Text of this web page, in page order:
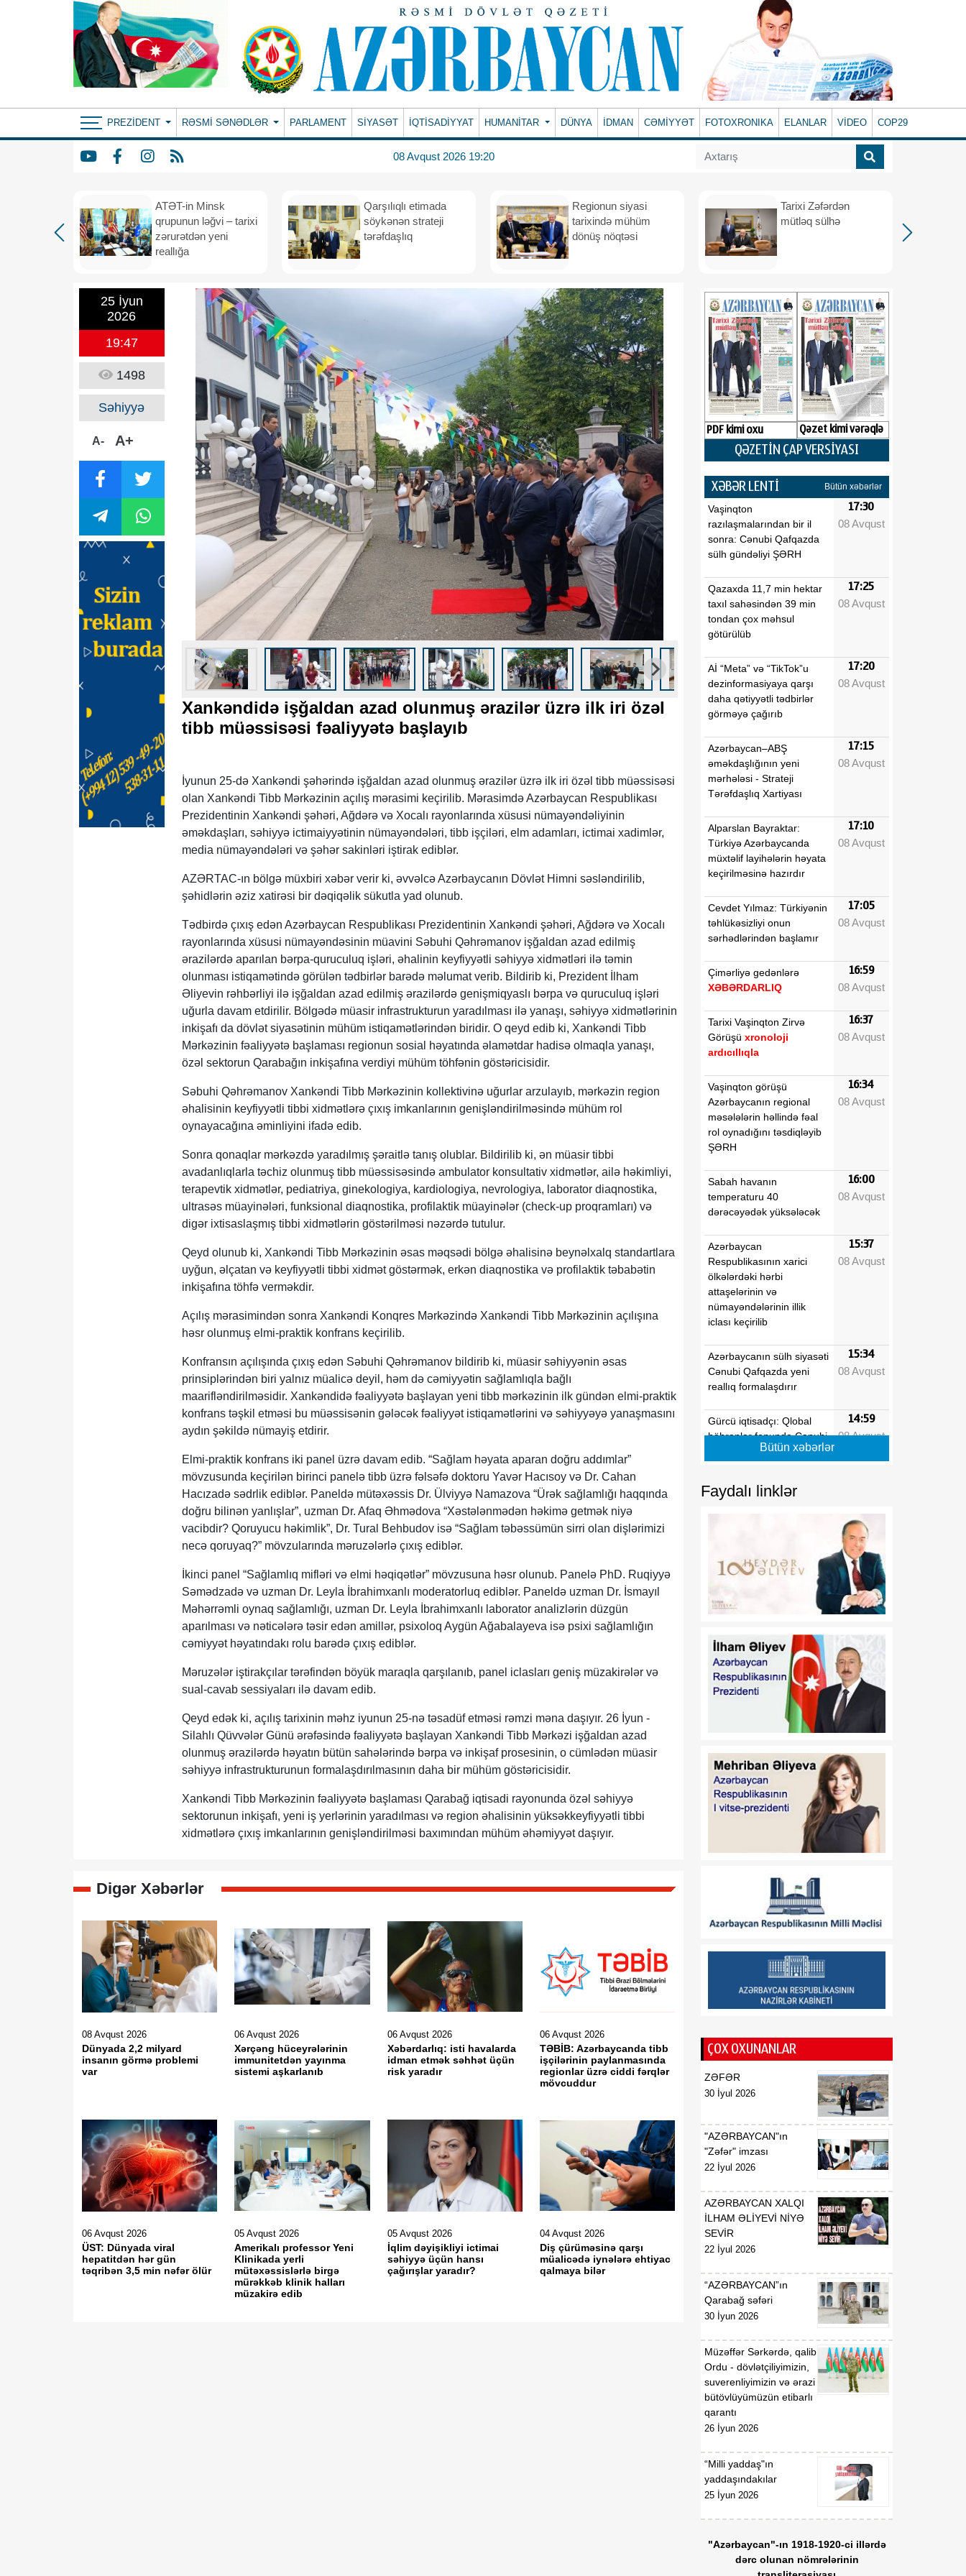
PREZIDENT RƏSMI SƏNƏDLƏR PARLAMENT SİYASƏT İQTİSADİYYAT HUMANITAR DÜNYA İDMAN CƏMİYYƏT FOTOXRONIKA ELANLAR VİDEO COP29
08 Avqust 2026 19:20
ATƏT-in Minsk
qrupunun ləğvi – tarixi
zərurətdən yeni
reallığa
Qarşılıqlı etimada
söykənən strateji
tərəfdaşlıq
Regionun siyasi
tarixində mühüm
dönüş nöqtəsi
Tarixi Zəfərdən
mütləq sülhə
25 İyun
2026
19:47
1498
Səhiyyə
A- A+
Xankəndidə işğaldan azad olunmuş ərazilər üzrə ilk iri özəl
tibb müəssisəsi fəaliyyətə başlayıb
İyunun 25-də Xankəndi şəhərində işğaldan azad olunmuş ərazilər üzrə ilk iri özəl tibb müəssisəsi
olan Xankəndi Tibb Mərkəzinin açılış mərasimi keçirilib. Mərasimdə Azərbaycan Respublikası
Prezidentinin Xankəndi şəhəri, Ağdərə və Xocalı rayonlarında xüsusi nümayəndəliyinin
əməkdaşları, səhiyyə ictimaiyyətinin nümayəndələri, tibb işçiləri, elm adamları, ictimai xadimlər,
media nümayəndələri və şəhər sakinləri iştirak ediblər.
AZƏRTAC-ın bölgə müxbiri xəbər verir ki, əvvəlcə Azərbaycanın Dövlət Himni səsləndirilib,
şəhidlərin əziz xatirəsi bir dəqiqəlik sükutla yad olunub.
Tədbirdə çıxış edən Azərbaycan Respublikası Prezidentinin Xankəndi şəhəri, Ağdərə və Xocalı
rayonlarında xüsusi nümayəndəsinin müavini Səbuhi Qəhrəmanov işğaldan azad edilmiş
ərazilərdə aparılan bərpa-quruculuq işləri, əhalinin keyfiyyətli səhiyyə xidmətləri ilə təmin
olunması istiqamətində görülən tədbirlər barədə məlumat verib. Bildirib ki, Prezident İlham
Əliyevin rəhbərliyi ilə işğaldan azad edilmiş ərazilərdə genişmiqyaslı bərpa və quruculuq işləri
uğurla davam etdirilir. Bölgədə müasir infrastrukturun yaradılması ilə yanaşı, səhiyyə xidmətlərinin
inkişafı da dövlət siyasətinin mühüm istiqamətlərindən biridir. O qeyd edib ki, Xankəndi Tibb
Mərkəzinin fəaliyyətə başlaması regionun sosial həyatında əlamətdar hadisə olmaqla yanaşı,
özəl sektorun Qarabağın inkişafına verdiyi mühüm töhfənin göstəricisidir.
Səbuhi Qəhrəmanov Xankəndi Tibb Mərkəzinin kollektivinə uğurlar arzulayıb, mərkəzin region
əhalisinin keyfiyyətli tibbi xidmətlərə çıxış imkanlarının genişləndirilməsində mühüm rol
oynayacağına əminliyini ifadə edib.
Sonra qonaqlar mərkəzdə yaradılmış şəraitlə tanış olublar. Bildirilib ki, ən müasir tibbi
avadanlıqlarla təchiz olunmuş tibb müəssisəsində ambulator konsultativ xidmətlər, ailə həkimliyi,
terapevtik xidmətlər, pediatriya, ginekologiya, kardiologiya, nevrologiya, laborator diaqnostika,
ultrasəs müayinələri, funksional diaqnostika, profilaktik müayinələr (check-up proqramları) və
digər ixtisaslaşmış tibbi xidmətlərin göstərilməsi nəzərdə tutulur.
Qeyd olunub ki, Xankəndi Tibb Mərkəzinin əsas məqsədi bölgə əhalisinə beynəlxalq standartlara
uyğun, əlçatan və keyfiyyətli tibbi xidmət göstərmək, erkən diaqnostika və profilaktik təbabətin
inkişafına töhfə verməkdir.
Açılış mərasimindən sonra Xankəndi Konqres Mərkəzində Xankəndi Tibb Mərkəzinin açılışına
həsr olunmuş elmi-praktik konfrans keçirilib.
Konfransın açılışında çıxış edən Səbuhi Qəhrəmanov bildirib ki, müasir səhiyyənin əsas
prinsiplərindən biri yalnız müalicə deyil, həm də cəmiyyətin sağlamlıqla bağlı
maarifləndirilməsidir. Xankəndidə fəaliyyətə başlayan yeni tibb mərkəzinin ilk gündən elmi-praktik
konfrans təşkil etməsi bu müəssisənin gələcək fəaliyyət istiqamətlərini və səhiyyəyə yanaşmasını
aydın şəkildə nümayiş etdirir.
Elmi-praktik konfrans iki panel üzrə davam edib. “Sağlam həyata aparan doğru addımlar”
mövzusunda keçirilən birinci panelə tibb üzrə fəlsəfə doktoru Yavər Hacısoy və Dr. Cahan
Hacızadə sədrlik ediblər. Paneldə mütəxəssis Dr. Ülviyyə Namazova “Ürək sağlamlığı haqqında
doğru bilinən yanlışlar”, uzman Dr. Afaq Əhmədova “Xəstələnmədən həkimə getmək niyə
vacibdir? Qoruyucu həkimlik”, Dr. Tural Behbudov isə “Sağlam təbəssümün sirri olan dişlərimizi
necə qoruyaq?” mövzularında məruzələrlə çıxış ediblər.
İkinci panel “Sağlamlıq mifləri və elmi həqiqətlər” mövzusuna həsr olunub. Panelə PhD. Ruqiyyə
Səmədzadə və uzman Dr. Leyla İbrahimxanlı moderatorluq ediblər. Paneldə uzman Dr. İsmayıl
Məhərrəmli oynaq sağlamlığı, uzman Dr. Leyla İbrahimxanlı laborator analizlərin düzgün
aparılması və nəticələrə təsir edən amillər, psixoloq Aygün Ağabalayeva isə psixi sağlamlığın
cəmiyyət həyatındakı rolu barədə çıxış ediblər.
Məruzələr iştirakçılar tərəfindən böyük maraqla qarşılanıb, panel iclasları geniş müzakirələr və
sual-cavab sessiyaları ilə davam edib.
Qeyd edək ki, açılış tarixinin məhz iyunun 25-nə təsadüf etməsi rəmzi məna daşıyır. 26 İyun -
Silahlı Qüvvələr Günü ərəfəsində fəaliyyətə başlayan Xankəndi Tibb Mərkəzi işğaldan azad
olunmuş ərazilərdə həyatın bütün sahələrində bərpa və inkişaf prosesinin, o cümlədən müasir
səhiyyə infrastrukturunun formalaşdırılmasının daha bir mühüm göstəricisidir.
Xankəndi Tibb Mərkəzinin fəaliyyətə başlaması Qarabağ iqtisadi rayonunda özəl səhiyyə
sektorunun inkişafı, yeni iş yerlərinin yaradılması və region əhalisinin yüksəkkeyfiyyətli tibbi
xidmətlərə çıxış imkanlarının genişləndirilməsi baxımından mühüm əhəmiyyət daşıyır.
Digər Xəbərlər
08 Avqust 2026
Dünyada 2,2 milyard
insanın görmə problemi
var
06 Avqust 2026
Xərçəng hüceyrələrinin
immunitetdən yayınma
sistemi aşkarlanıb
06 Avqust 2026
Xəbərdarlıq: isti havalarda
idman etmək səhhət üçün
risk yaradır
06 Avqust 2026
TƏBİB: Azərbaycanda tibb
işçilərinin paylanmasında
regionlar üzrə ciddi fərqlər
mövcuddur
06 Avqust 2026
ÜST: Dünyada viral
hepatitdən hər gün
təqribən 3,5 min nəfər ölür
05 Avqust 2026
Amerikalı professor Yeni
Klinikada yerli
mütəxəssislərlə birgə
mürəkkəb klinik halları
müzakirə edib
05 Avqust 2026
İqlim dəyişikliyi ictimai
səhiyyə üçün hansı
çağırışlar yaradır?
04 Avqust 2026
Diş çürüməsinə qarşı
müalicədə iynələrə ehtiyac
qalmaya bilər
PDF kimi oxu Qəzet kimi vərəqlə
QƏZETİN ÇAP VERSİYASI
XƏBƏR LENTİ Bütün xəbərlər
Vaşinqton
razılaşmalarından bir il
sonra: Cənubi Qafqazda
sülh gündəliyi ŞƏRH
17:30
08 Avqust
Qazaxda 11,7 min hektar
taxıl sahəsindən 39 min
tondan çox məhsul
götürülüb
17:25
08 Avqust
Aİ “Meta” və “TikTok”u
dezinformasiyaya qarşı
daha qətiyyətli tədbirlər
görməyə çağırıb
17:20
08 Avqust
Azərbaycan–ABŞ
əməkdaşlığının yeni
mərhələsi - Strateji
Tərəfdaşlıq Xartiyası
17:15
08 Avqust
Alparslan Bayraktar:
Türkiyə Azərbaycanda
müxtəlif layihələrin həyata
keçirilməsinə hazırdır
17:10
08 Avqust
Cevdet Yılmaz: Türkiyənin
təhlükəsizliyi onun
sərhədlərindən başlamır
17:05
08 Avqust
Çimərliyə gedənlərə
XƏBƏRDARLIQ
16:59
08 Avqust
Tarixi Vaşinqton Zirvə
Görüşü xronoloji
ardıcıllıqla
16:37
08 Avqust
Vaşinqton görüşü
Azərbaycanın regional
məsələlərin həllində fəal
rol oynadığını təsdiqləyib
ŞƏRH
16:34
08 Avqust
Sabah havanın
temperaturu 40
dərəcəyədək yüksələcək
16:00
08 Avqust
Azərbaycan
Respublikasının xarici
ölkələrdəki hərbi
attaşelərinin və
nümayəndələrinin illik
iclası keçirilib
15:37
08 Avqust
Azərbaycanın sülh siyasəti
Cənubi Qafqazda yeni
reallıq formalaşdırır
15:34
08 Avqust
Gürcü iqtisadçı: Qlobal
böhranlar fonunda Cənubi
Qafqaz özünü regional
14:59
08 Avqust
Tarixi Vaşinqton görüşü
14:09
08 Avqust
Rusiya regionlarına PUA
yeddi nəfər xəsarət alıb
13:42
08 Avqust
Sülh və strateji tərəfdaşlıq
oyun qaydalarını dəyişir
08 Avqust
Valeri Çeçelaşvili:
Vaşinqton Sammiti Cənubi
Qafqazda sülh üçün
13:32
08 Avqust
Vaşinqton görüşləri
Azərbaycanın zəfər
diplomatiyasında yeni
13:19
08 Avqust
Prezidentin Mətbuat
13:03
Vaşinqton görüşü sülh
prosesinin və ABŞ ilə
dönüş nöqtəsidir
08 Avqust
razılaşmaları Cənubi
rolunu oynayır
Bütün xəbərlər
Faydalı linklər
ÇOX OXUNANLAR
ZƏFƏR
30 İyul 2026
"AZƏRBAYCAN"ın
"Zəfər" imzası
22 İyul 2026
AZƏRBAYCAN XALQI
İLHAM ƏLİYEVİ NİYƏ
SEVİR
22 İyul 2026
“AZƏRBAYCAN”ın
Qarabağ səfəri
30 İyun 2026
Müzəffər Sərkərdə, qalib
Ordu - dövlətçiliyimizin,
suverenliyimizin və ərazi
bütövlüyümüzün etibarlı
qarantı
26 İyun 2026
“Milli yaddaş"ın
yaddaşındakılar
25 İyun 2026
"Azərbaycan"-ın 1918-1920-ci illərdə
dərc olunan nömrələrinin